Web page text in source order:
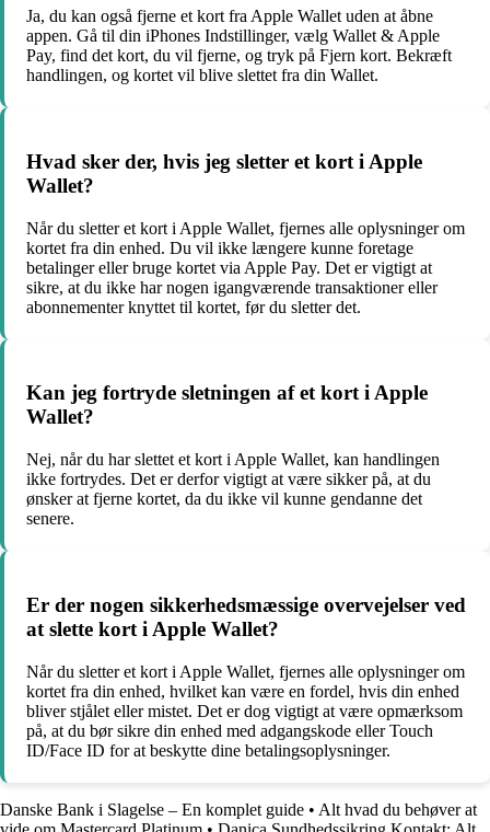
Ja, du kan også fjerne et kort fra Apple Wallet uden at åbne
appen. Gå til din iPhones Indstillinger, vælg Wallet & Apple
Pay, find det kort, du vil fjerne, og tryk på Fjern kort. Bekræft
handlingen, og kortet vil blive slettet fra din Wallet.
Hvad sker der, hvis jeg sletter et kort i Apple
Wallet?
Når du sletter et kort i Apple Wallet, fjernes alle oplysninger om
kortet fra din enhed. Du vil ikke længere kunne foretage
betalinger eller bruge kortet via Apple Pay. Det er vigtigt at
sikre, at du ikke har nogen igangværende transaktioner eller
abonnementer knyttet til kortet, før du sletter det.
Kan jeg fortryde sletningen af et kort i Apple
Wallet?
Nej, når du har slettet et kort i Apple Wallet, kan handlingen
ikke fortrydes. Det er derfor vigtigt at være sikker på, at du
ønsker at fjerne kortet, da du ikke vil kunne gendanne det
senere.
Er der nogen sikkerhedsmæssige overvejelser ved
at slette kort i Apple Wallet?
Når du sletter et kort i Apple Wallet, fjernes alle oplysninger om
kortet fra din enhed, hvilket kan være en fordel, hvis din enhed
bliver stjålet eller mistet. Det er dog vigtigt at være opmærksom
på, at du bør sikre din enhed med adgangskode eller Touch
ID/Face ID for at beskytte dine betalingsoplysninger.
Danske Bank i Slagelse – En komplet guide • Alt hvad du behøver at